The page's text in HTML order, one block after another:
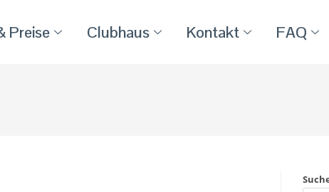
Preise Clubhaus Kontakt FAQ